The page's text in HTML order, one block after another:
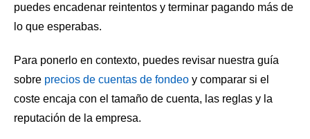
puedes encadenar reintentos y terminar pagando más de
lo que esperabas.
Para ponerlo en contexto, puedes revisar nuestra guía
sobre precios de cuentas de fondeo y comparar si el
coste encaja con el tamaño de cuenta, las reglas y la
reputación de la empresa.